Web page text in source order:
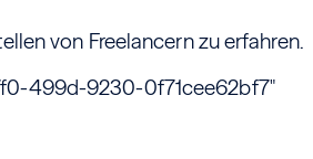
von Freelancern zu erfahren.
499d-9230-0f71cee62bf7"